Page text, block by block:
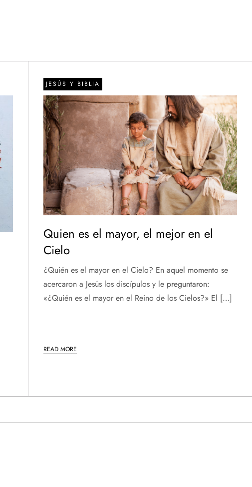
JESÚS Y BIBLIA
Quien es el mayor, el mejor en el
Cielo
¿Quién es el mayor en el Cielo? En aquel momento se
acercaron a Jesús los discípulos y le preguntaron:
«¿Quién es el mayor en el Reino de los Cielos?» El […]
READ MORE